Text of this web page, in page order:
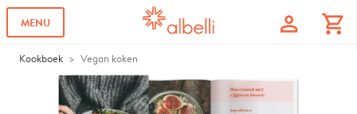
MENU profile shopping_cart
Kookboek Vegan koken